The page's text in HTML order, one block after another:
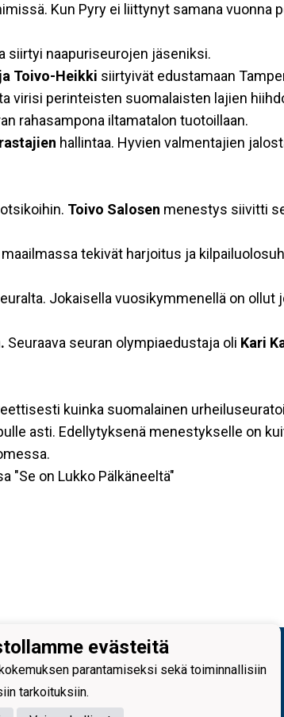
Kun Pyry ei liittynyt samana vuonna
siirtyi naapuriseurojen jäseniksi.
Toivo-Heikki siirtyivät edustamaan
virisi perinteisten suomalaisten lajien
rahasampona iltamatalon tuotoillaan.
hallintaa. Hyvien valmentajien
Toivo Salosen menestys siivitti
tekivät harjoitus ja
Jokaisella vuosikymmenellä on ollut
Seuraava seuran olympiaedustaja oli Kari
kuinka suomalainen
asti. Edellytyksenä menestykselle on
"Se on Lukko Pälkäneeltä"
evästeitä
parantamiseksi sekä toiminnallisiin
tarkoituksiin.